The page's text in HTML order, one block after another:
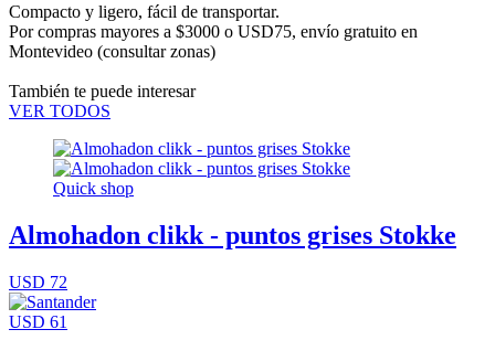
Compacto y ligero, fácil de transportar.
Por compras mayores a $3000 o USD75, envío gratuito en
Montevideo (consultar zonas)
También te puede interesar
VER TODOS
Quick shop
Almohadon clikk - puntos grises Stokke
USD 72
USD 61